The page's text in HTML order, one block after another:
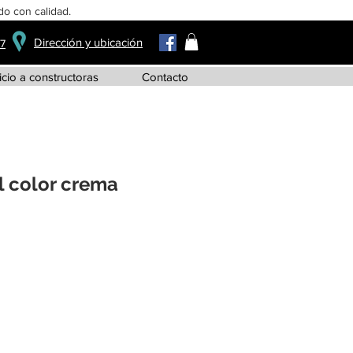
con calidad.
Dirección y ubicación
a constructoras Contacto
color crema